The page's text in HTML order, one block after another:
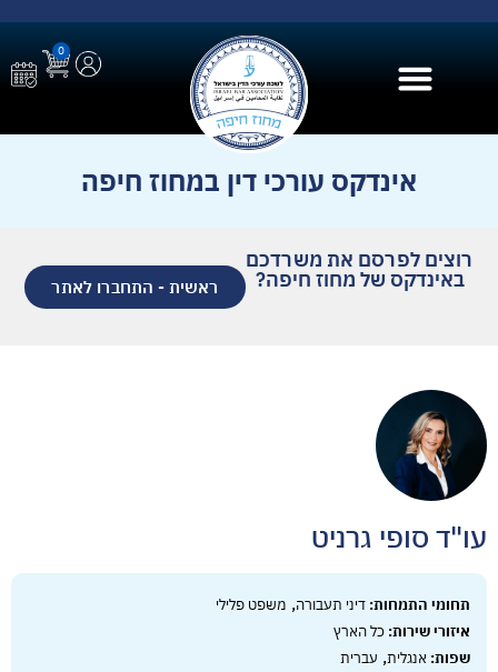
0
אינדקס עורכי דין במחוז חיפה
רוצים לפרסם את משרדכם
באינדקס של מחוז חיפה? ראשית - התחברו לאתר
עו"ד סופי גרניט
תחומי התמחות: דיני תעבורה, משפט פלילי
איזורי שירות: כל הארץ
שפות: אנגלית, עברית